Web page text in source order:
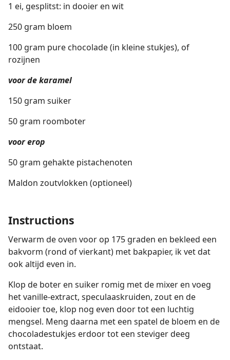
1 ei, gesplitst: in dooier en wit
250 gram bloem
100 gram pure chocolade (in kleine stukjes), of
rozijnen
voor de karamel
150 gram suiker
50 gram roomboter
voor erop
50 gram gehakte pistachenoten
Maldon zoutvlokken (optioneel)
Instructions
Verwarm de oven voor op 175 graden en bekleed een
bakvorm (rond of vierkant) met bakpapier, ik vet dat
ook altijd even in.
Klop de boter en suiker romig met de mixer en voeg
het vanille-extract, speculaaskruiden, zout en de
eidooier toe, klop nog even door tot een luchtig
mengsel. Meng daarna met een spatel de bloem en de
chocoladestukjes erdoor tot een steviger deeg
ontstaat.